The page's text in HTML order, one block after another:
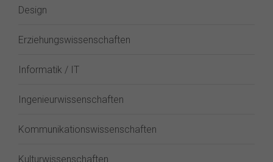
Design
Erziehungswissenschaften
Informatik / IT
Ingenieurwissenschaften
Kommunikationswissenschaften
Kulturwissenschaften